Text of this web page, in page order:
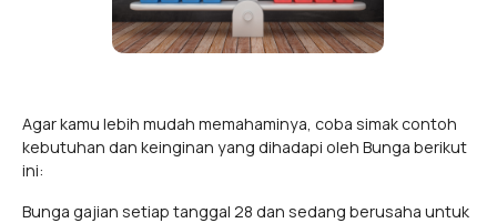
Agar kamu lebih mudah memahaminya, coba simak contoh
kebutuhan dan keinginan yang dihadapi oleh Bunga berikut
ini:
Bunga gajian setiap tanggal 28 dan sedang berusaha untuk